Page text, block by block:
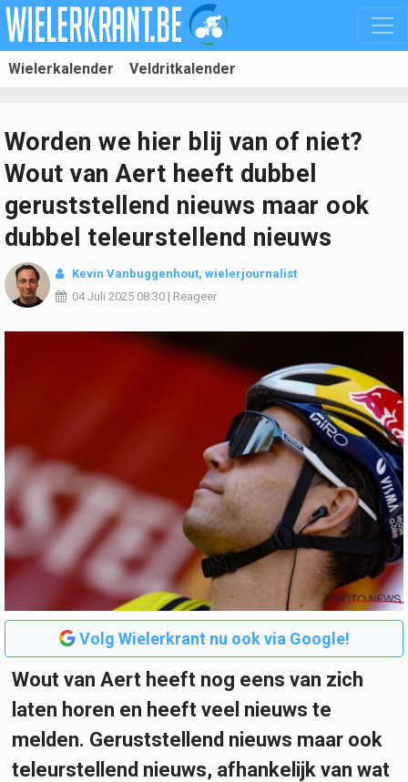
Wielerkalender Veldritkalender
Worden we hier blij van of niet?
Wout van Aert heeft dubbel
geruststellend nieuws maar ook
dubbel teleurstellend nieuws
Kevin Vanbuggenhout, wielerjournalist
04 Juli 2025 08:30 | Reageer
Volg Wielerkrant nu ook via Google!
Wout van Aert heeft nog eens van zich
laten horen en heeft veel nieuws te
melden. Geruststellend nieuws maar ook
teleurstellend nieuws, afhankelijk van wat